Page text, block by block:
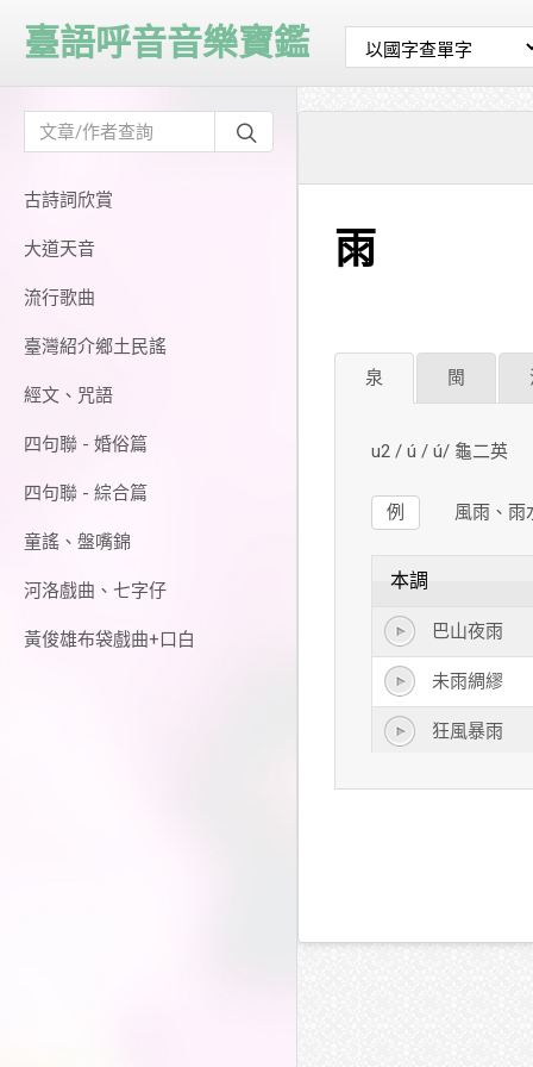
古詩詞欣賞
大道天音
流行歌曲
臺灣紹介鄉土民謠
經文、咒語
四句聯 - 婚俗篇
四句聯 - 綜合篇
童謠、盤嘴錦
河洛戲曲、七字仔
黃俊雄布袋戲曲+口白
臺語呼音音樂寶鑑
雨
泉 閩
u2 / ú / ú/ 龜二英
風雨、雨
例
本調
巴山夜雨
未雨綢繆
狂風暴雨